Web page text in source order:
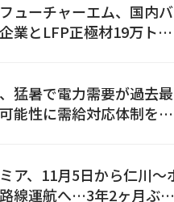
ューチャーエム、国内バ
業とLFP正極材19万トン
猛暑で電力需要が過去最
能性に需給対応体制を点
ア、11月5日から仁川〜
線運航へ…3年2ヶ月ぶり